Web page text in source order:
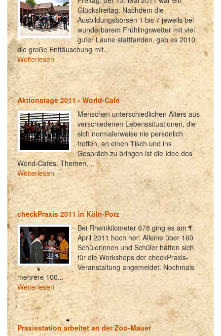
Glücksfreitag: Nachdem die
Ausbildungsbörsen 1 bis 7 jeweils bei
wunderbarem Frühlingswetter mit viel
guter Laune stattfanden, gab es 2010
die große Enttäuschung mit...
Weiterlesen
Aktionstage 2011 - World-Café
Menschen unterschiedlichen Alters aus
verschiedenen Lebenssituationen, die
sich normalerweise nie persönlich
treffen, an einen Tisch und ins
Gespräch zu bringen ist die Idee des
World-Cafés. Themen,...
Weiterlesen
checkPraxis 2011 in Köln-Porz
Bei Rheinkilometer 678 ging es am 1.
April 2011 hoch her: Alleine über 160
Schülerinnen und Schüler hatten sich
für die Workshops der checkPraxis-
Veranstaltung angemeldet. Nochmals
mehrere 100...
Weiterlesen
Praxisstation arbeitet an der Zoo-Mauer